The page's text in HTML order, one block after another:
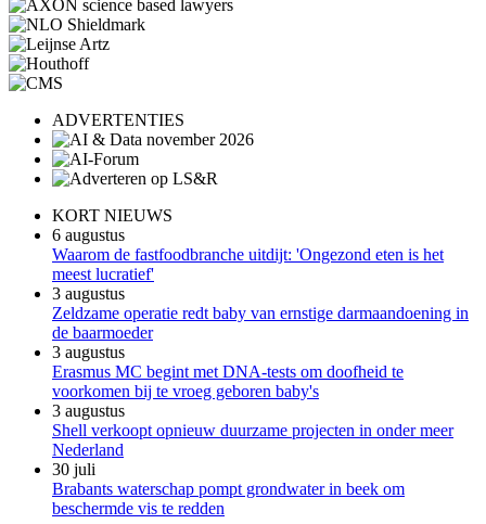
ADVERTENTIES
KORT NIEUWS
6 augustus
Waarom de fastfoodbranche uitdijt: 'Ongezond eten is het
meest lucratief'
3 augustus
Zeldzame operatie redt baby van ernstige darmaandoening in
de baarmoeder
3 augustus
Erasmus MC begint met DNA-tests om doofheid te
voorkomen bij te vroeg geboren baby's
3 augustus
Shell verkoopt opnieuw duurzame projecten in onder meer
Nederland
30 juli
Brabants waterschap pompt grondwater in beek om
beschermde vis te redden